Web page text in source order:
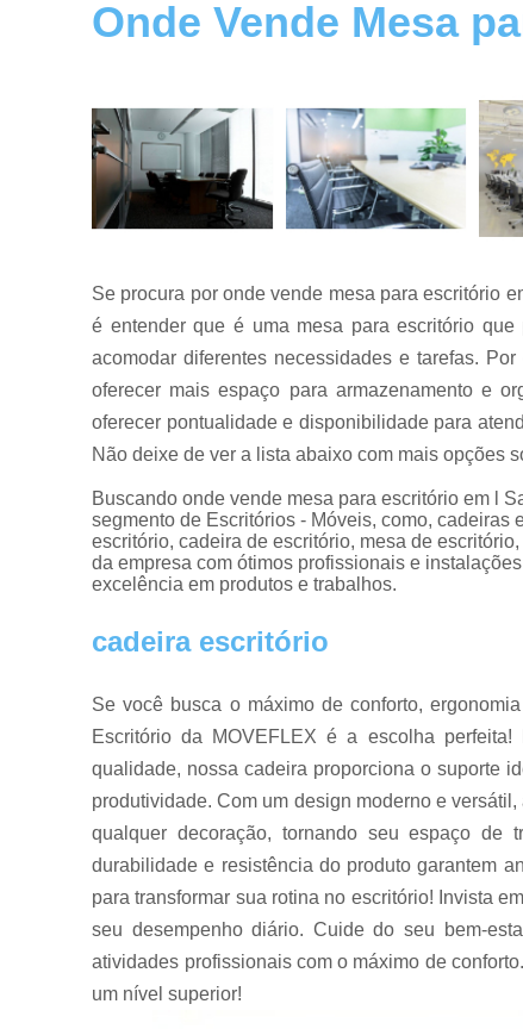
Mesas de
reuniões
escritórios
Móveis para
escritórios
Reformas
de móveis
Onde Vende Mesa
Se procura por onde vende mesa para escritório
é entender que é uma mesa para escritório
acomodar diferentes necessidades e tarefas.
oferecer mais espaço para armazenamento e
oferecer pontualidade e disponibilidade para
Não deixe de ver a lista abaixo com mais opções
Buscando onde vende mesa para escritório em l
segmento de Escritórios - Móveis, como, cadeiras
escritório, cadeira de escritório, mesa de
da empresa com ótimos profissionais e
excelência em produtos e trabalhos.
cadeira escritório
Se você busca o máximo de conforto,
Escritório da MOVEFLEX é a escolha
qualidade, nossa cadeira proporciona o suporte
produtividade. Com um design moderno e
qualquer decoração, tornando seu espaço de
durabilidade e resistência do produto garantem
para transformar sua rotina no escritório! Invista
seu desempenho diário. Cuide do seu bem-
atividades profissionais com o máximo de
um nível superior!